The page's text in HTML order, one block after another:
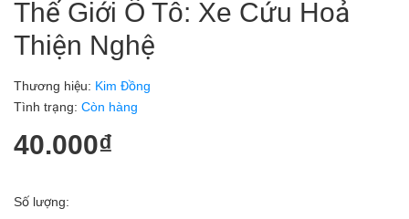
Thế Giới Ô Tô: Xe Cứu Hoả
Thiện Nghệ
Thương hiệu: Kim Đồng
Tình trạng: Còn hàng
40.000₫
Số lượng: